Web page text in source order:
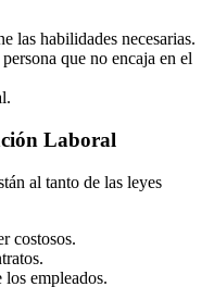
las habilidades necesarias.
que no encaja en el
Laboral
al tanto de las leyes
costosos.
empleados.